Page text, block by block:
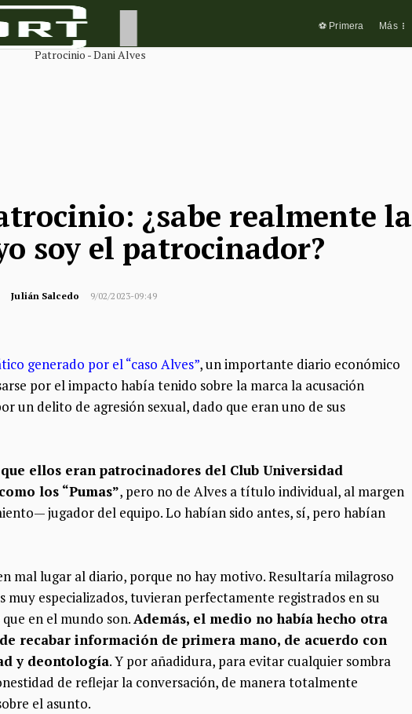
⚽ Primera Más
¿sabe realmente la
soy el patrocinador?
Julián Salcedo 9/02/2023-09:49
generado por el “caso Alves”, un importante diario económico
por el impacto había tenido sobre la marca la acusación
un delito de agresión sexual, dado que eran uno de sus
ellos eran patrocinadores del Club Universidad
los “Pumas”, pero no de Alves a título individual, al margen
jugador del equipo. Lo habían sido antes, sí, pero habían
mal lugar al diario, porque no hay motivo. Resultaría milagroso
muy especializados, tuvieran perfectamente registrados en su
en el mundo son.Además, el medio no había hecho otra
recabar información de primera mano, de acuerdo con
y deontología. Y por añadidura, para evitar cualquier sombra
de reflejar la conversación, de manera totalmente
el asunto.